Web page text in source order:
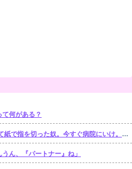
何がある？
奴。今すぐ病院にいけ。腕一本切断になってもしらんぞ
ん、『パートナー』ね」